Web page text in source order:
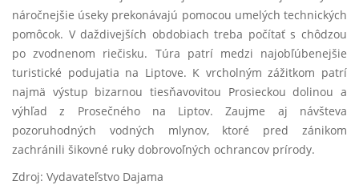
náročnejšie úseky prekonávajú pomocou umelých technických
pomôcok. V daždivejších obdobiach treba počítať s chôdzou
po zvodnenom riečisku. Túra patrí medzi najobľúbenejšie
turistické podujatia na Liptove. K vrcholným zážitkom patrí
najmä výstup bizarnou tiesňavovitou Prosieckou dolinou a
výhľad z Prosečného na Liptov. Zaujme aj návšteva
pozoruhodných vodných mlynov, ktoré pred zánikom
zachránili šikovné ruky dobrovoľných ochrancov prírody.
Zdroj: Vydavateľstvo Dajama